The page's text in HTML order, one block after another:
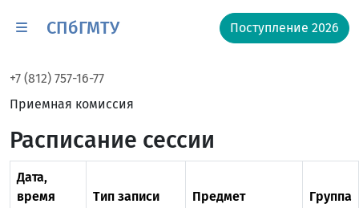
СПбГМТУ Поступление 2026
+7 (812) 757-16-77
Приемная комиссия
Расписание сессии
Дата,
время
Тип записи Предмет Группа